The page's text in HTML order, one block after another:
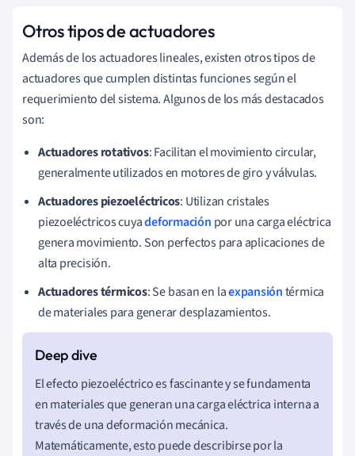
Otros tipos de actuadores
Además de los actuadores lineales, existen otros tipos de
actuadores que cumplen distintas funciones según el
requerimiento del sistema. Algunos de los más destacados
son:
Actuadores rotativos: Facilitan el movimiento circular,
generalmente utilizados en motores de giro y válvulas.
Actuadores piezoeléctricos: Utilizan cristales
piezoeléctricos cuyadeformación por una carga eléctrica
genera movimiento. Son perfectos para aplicaciones de
alta precisión.
Actuadores térmicos: Se basan en laexpansióntérmica
de materiales para generar desplazamientos.
El efecto piezoeléctrico es fascinante y se fundamenta
en materiales que generan una carga eléctrica interna a
través de una deformación mecánica.
Matemáticamente, esto puede describirse por la